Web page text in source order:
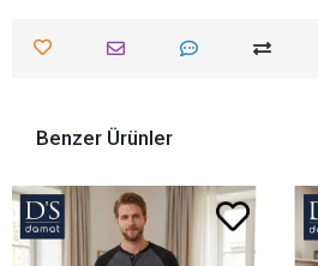
Benzer Ürünler